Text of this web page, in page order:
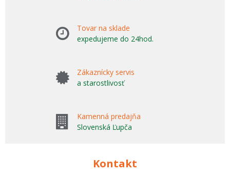
Tovar na sklade
expedujeme do 24hod.
Zákaznícky servis
a starostlivosť
Kamenná predajňa
Slovenská Ľupča
Kontakt